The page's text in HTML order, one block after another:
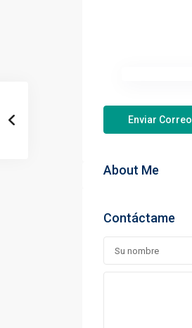
Enviar Correo
About Me
Contáctame